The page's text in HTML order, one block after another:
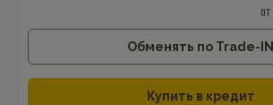
от
Обменять по Trade-IN
Купить в кредит